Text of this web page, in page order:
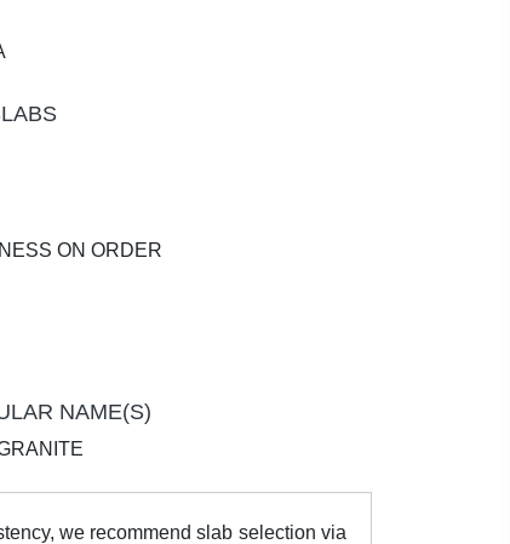
ON ORDER
NAME(S)
we recommend slab selection via